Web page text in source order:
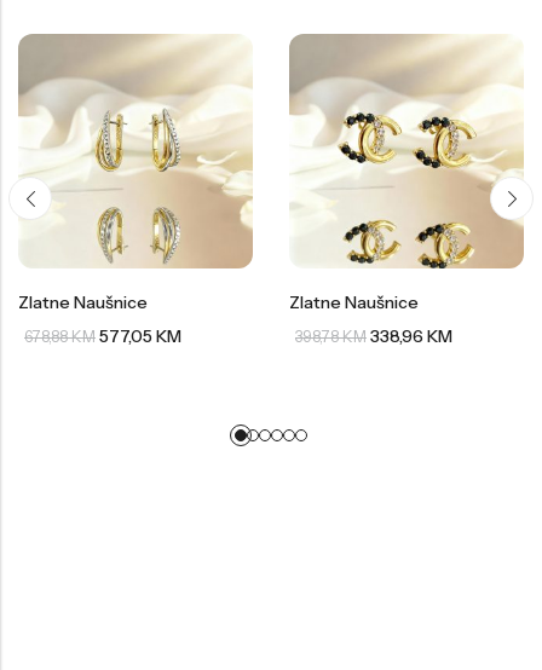
Zlatne Naušnice
678,88KM 577,05KM
Zlatne Naušnice
398,78KM 338,96 KM